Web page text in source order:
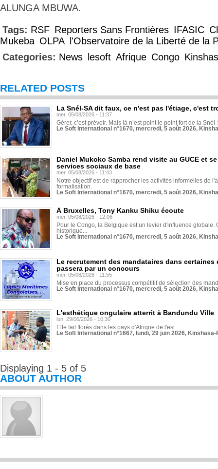
ALUNGA MBUWA.
Tags: RSF Reporters Sans Frontières IFASIC
Mukeba OLPA
l'Observatoire de la Liberté de la
Categories: News lesoft Afrique Congo
RELATED POSTS
La Snél-SA dit faux, ce n'est pas l'étiage, c'est
mer, 05/08/2026 - 11:37
Gérer, c’est prévoir. Mais là n’est point le point fort de la
Le Soft International n°1670, mercredi, 5 août 2026,
Daniel Mukoko Samba rend visite au GUCE et
services sociaux de base
mer, 05/08/2026 - 11:43
Notre objectif est de rapprocher les activités informelles de
formalisation.
Le Soft International n°1670, mercredi, 5 août 2026,
À Bruxelles, Tony Kanku Shiku écoute
mer, 05/08/2026 - 12:06
Pour le Congo, la Belgique est un levier d'influence globale.
historique...
Le Soft International n°1670, mercredi, 5 août 2026,
Le recrutement des mandataires dans
passera par un concours
mer, 05/08/2026 - 11:55
Mise en place du processus compétitif de sélection des
Le Soft International n°1670, mercredi, 5 août 2026,
L'esthétique ongulaire atterrit à Bandundu Ville
lun, 29/06/2026 - 10:30
Elle fait florès dans les pays d'Afrique de l'est...
Le Soft International n°1667, lundi, 29 juin 2026,
Displaying 1 - 5 of 5
ABOUT AUTHOR